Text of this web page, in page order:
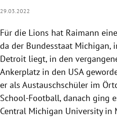
29.03.2022
Für die Lions hat Raimann
da der Bundesstaat Michigan,
Detroit liegt, in den
Ankerplatz in den USA
er als Austauschschüler im
School-Football, danach ging
Central Michigan University in